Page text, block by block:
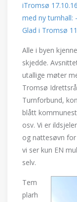
iTromsø
med ny turnhall:
Glad i Tromsø
Alle i byen
skjedde.
utallige møter
Tromsø
Turnforbund,
blått
osv. Vi er
og nattesøvn
vi ser kun EN
selv.
Tem
plarh